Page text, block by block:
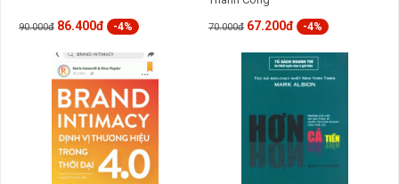
90.000đ 86.400đ -4% 70.000đ 67.200đ -4%